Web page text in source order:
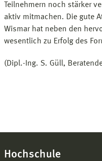
Teilnehmern noch stärker
aktiv mitmachen. Die gute
Wismar hat neben den
wesentlich zu Erfolg des
(Dipl.-Ing. S. Güll,
Hochschule